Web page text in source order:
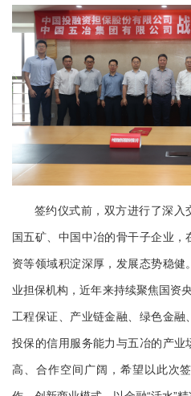
签约仪式前，双方进行了深入
国五矿、中国中冶的骨干子企业
资等领域积淀深厚，发展态势稳
业担保机构，近年来持续聚焦国资
工程保证、产业链金融、绿色金融
投保的信用服务能力与五冶的产
高、合作空间广阔，希望以此次